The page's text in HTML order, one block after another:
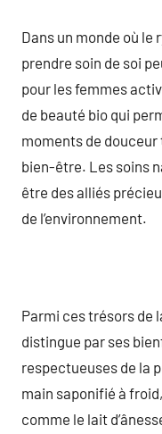
Dans un monde où
prendre soin de soi
pour les femmes
de beauté bio qui
moments de
bien-être. Les soins
être des alliés
de l’environnement.
Parmi ces trésors de
distingue par ses
respectueuses de la
main saponifié à
comme le lait